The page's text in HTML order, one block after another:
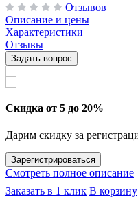
Отзывов
Описание и цены
Характеристики
Отзывы
Задать вопрос
Скидка от 5 до 20%
Дарим скидку за
Зарегистрироваться
Смотреть полное описание
Заказать в 1 клик В корзину